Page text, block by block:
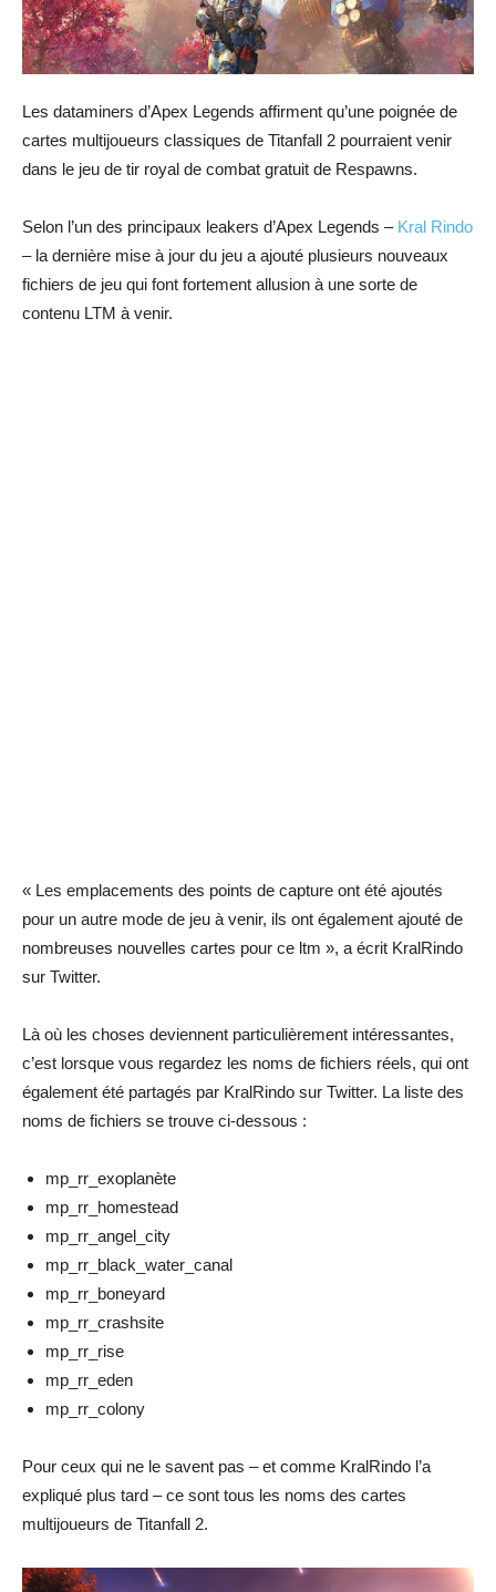
Les dataminers d’Apex Legends affirment qu’une poignée de
cartes multijoueurs classiques de Titanfall 2 pourraient venir
dans le jeu de tir royal de combat gratuit de Respawns.
Selon l’un des principaux leakers d’Apex Legends – Kral Rindo
– la dernière mise à jour du jeu a ajouté plusieurs nouveaux
fichiers de jeu qui font fortement allusion à une sorte de
contenu LTM à venir.
« Les emplacements des points de capture ont été ajoutés
pour un autre mode de jeu à venir, ils ont également ajouté de
nombreuses nouvelles cartes pour ce ltm », a écrit KralRindo
sur Twitter.
Là où les choses deviennent particulièrement intéressantes,
c’est lorsque vous regardez les noms de fichiers réels, qui ont
également été partagés par KralRindo sur Twitter. La liste des
noms de fichiers se trouve ci-dessous :
mp_rr_exoplanète
mp_rr_homestead
mp_rr_angel_city
mp_rr_black_water_canal
mp_rr_boneyard
mp_rr_crashsite
mp_rr_rise
mp_rr_eden
mp_rr_colony
Pour ceux qui ne le savent pas – et comme KralRindo l’a
expliqué plus tard – ce sont tous les noms des cartes
multijoueurs de Titanfall 2.